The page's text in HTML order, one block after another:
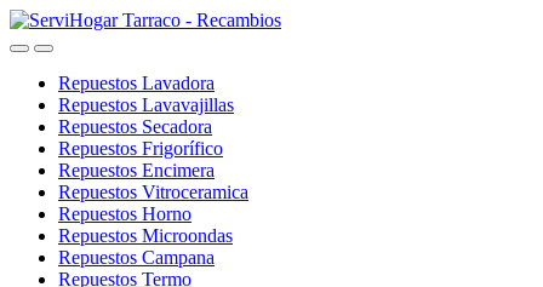
Saltar
a
saltar
al
OpenClose
Repuestos Lavadora
Repuestos Lavavajillas
Repuestos Secadora
Repuestos Frigorífico
Repuestos Encimera
Repuestos Vitroceramica
Repuestos Horno
Repuestos Microondas
Repuestos Campana
Repuestos Termo